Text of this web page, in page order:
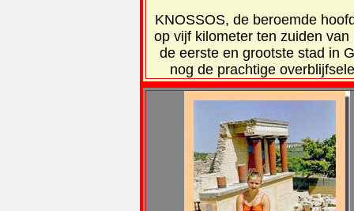
KNOSSOS, de beroemde
op vijf kilometer ten zuiden
de eerste en grootste stad in
nog de prachtige